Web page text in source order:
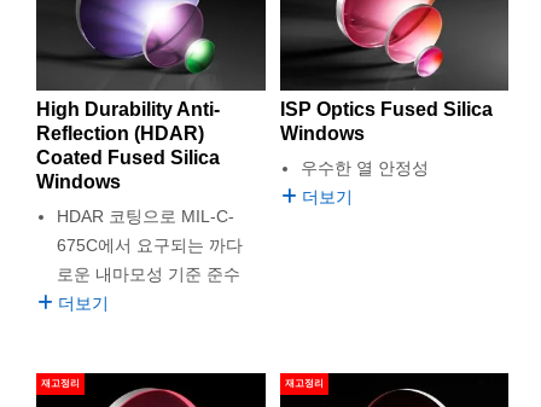
High Durability Anti-
Reflection (HDAR)
Coated Fused Silica
Windows
HDAR 코팅으로 MIL-C-
675C에서 요구되는 까다
로운 내마모성 기준 준수
더보기
ISP Optics Fused Silica
Windows
우수한 열 안정성
더보기
재고정리 재고정리